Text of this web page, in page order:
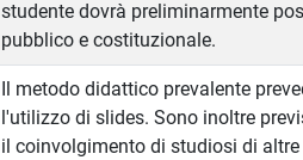
studente dovrà preliminarmente
pubblico e costituzionale.
Il metodo didattico prevalente
l'utilizzo di slides. Sono inoltre
il coinvolgimento di studiosi di